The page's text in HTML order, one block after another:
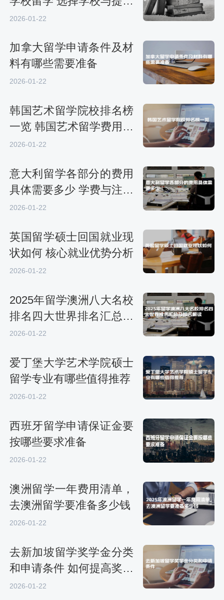
申请
2026-01-22
加拿大留学申请条件及材
料有哪些需要准备
2026-01-22
韩国艺术留学院校排名榜
一览 韩国艺术留学费用如
何
2026-01-22
意大利留学各部分的费用
具体需要多少 学费与注册
费
2026-01-22
英国留学硕士回国就业现
状如何 核心就业优势分析
2026-01-22
2025年留学澳洲八大名校
排名四大世界排名汇总及
排名解读
2026-01-22
爱丁堡大学艺术学院硕士
留学专业有哪些值得推荐
2026-01-22
西班牙留学申请保证金要
按哪些要求准备
2026-01-22
澳洲留学一年费用清单，
去澳洲留学要准备多少钱
2026-01-22
去新加坡留学奖学金分类
和申请条件 如何提高奖学
金申请成功率
2026-01-22